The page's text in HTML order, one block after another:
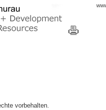
vorbehalten.